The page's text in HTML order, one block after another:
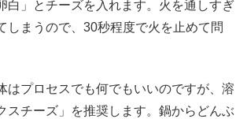
白」とチーズを入れます。火を通しすぎ
しまうので、30秒程度で火を止めて問
はプロセスでも何でもいいのですが、溶
スチーズ」を推奨します。鍋からどんぶ